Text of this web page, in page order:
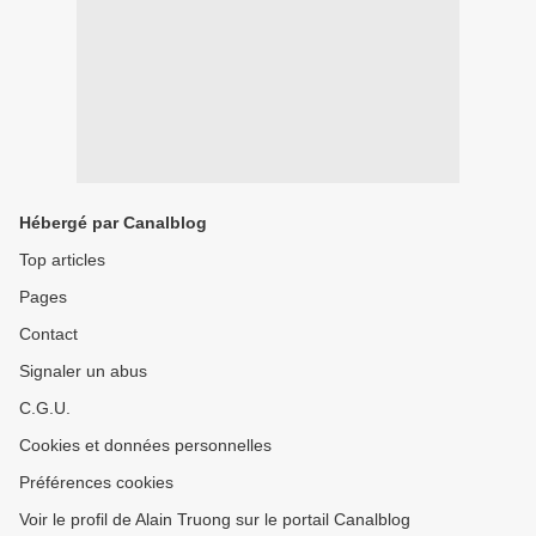
Hébergé par Canalblog
Top articles
Pages
Contact
Signaler un abus
C.G.U.
Cookies et données personnelles
Préférences cookies
Voir le profil de Alain Truong sur le portail Canalblog